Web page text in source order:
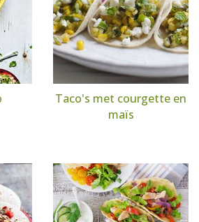
Taco's met courgette en
maïs